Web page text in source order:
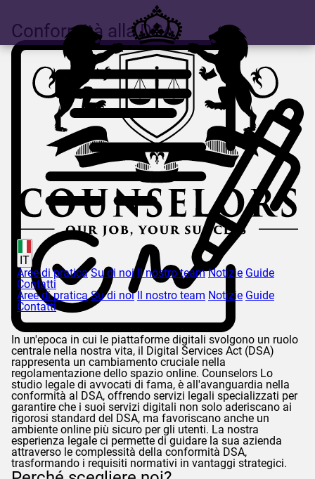
IT
Aree di pratica Su di noi Il nostro team Notizie Guide
Contatti
Aree di pratica Su di noi Il nostro team Notizie Guide
Contatti
Conformità alla DSA
In un'epoca in cui le piattaforme digitali svolgono un ruolo
centrale nella nostra vita, il Digital Services Act (DSA)
rappresenta un cambiamento cruciale nella
regolamentazione dello spazio online. Counselors Lo
studio legale di avvocati di fama, è all'avanguardia nella
conformità al DSA, offrendo servizi legali specializzati per
garantire che i suoi servizi digitali non solo aderiscano ai
rigorosi standard del DSA, ma favoriscano anche un
ambiente online più sicuro per gli utenti. La nostra
esperienza legale ci permette di guidare la sua azienda
attraverso le complessità della conformità DSA,
trasformando i requisiti normativi in vantaggi strategici.